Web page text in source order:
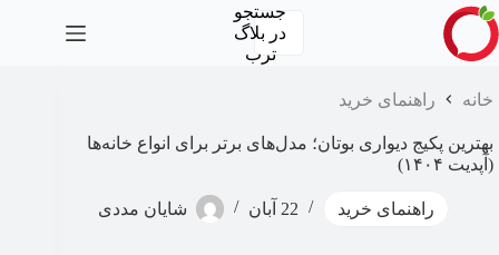
پرش
به
محتوا
جستجو
در بلاگ
ترب
خانه راهنمای خرید
بهترین پکیج دیواری بوتان؛ مدل‌های برتر برای انواع خانه‌ها
(آپدیت ۱۴۰۴)
راهنمای خرید 22 آبان شایان مددی